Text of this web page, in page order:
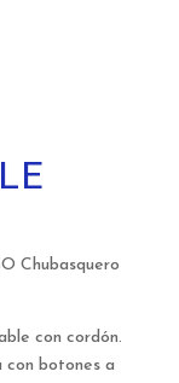
Chubasquero
con cordón.
botones a